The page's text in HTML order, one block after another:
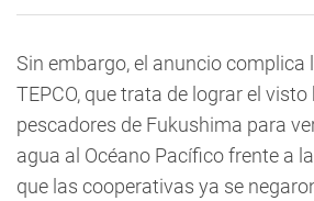
Sin embargo, el anuncio complica
TEPCO, que trata de lograr el visto
pescadores de Fukushima para
agua al Océano Pacífico frente a
que las cooperativas ya se